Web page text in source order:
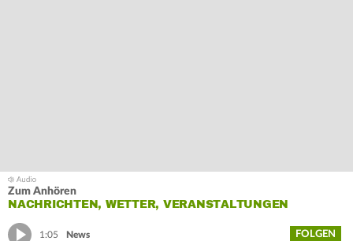
Zum Anhören
NACHRICHTEN, WETTER, VERANSTALTUNGEN
1:05 News FOLGEN